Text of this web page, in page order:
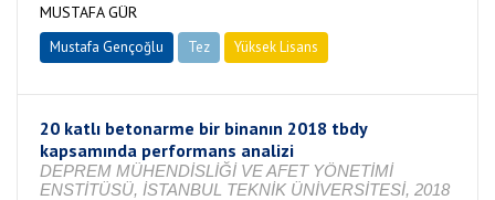
MUSTAFA GÜR
Mustafa Gençoğlu Tez Yüksek Lisans
20 katlı betonarme bir binanın 2018 tbdy
kapsamında performans analizi
DEPREM MÜHENDİSLİĞİ VE AFET YÖNETİMİ
ENSTİTÜSÜ, İSTANBUL TEKNİK ÜNİVERSİTESİ, 2018